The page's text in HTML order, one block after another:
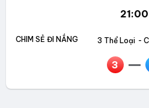
CHIM SẺ ĐI NẮNG
21:00
3 Thể Loại -
3